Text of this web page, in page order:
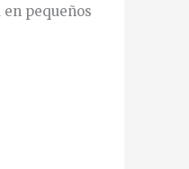
pequeños